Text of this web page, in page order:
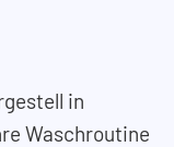
in
Waschroutine